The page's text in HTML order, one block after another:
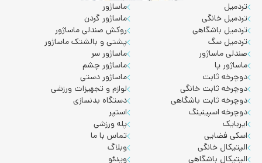
تردمیل
تردمیل خانگی
تردمیل باشگاهی
تردمیل سگ
صندلی ماساژور
ماساژور پا
دوچرخه ثابت
دوچرخه ثابت خانگی
دوچرخه ثابت باشگاهی
دوچرخه اسپینینگ
ایربایک
اسکی فضایی
الپتیکال خانگی
الپتیکال باشگاهی
ماساژور
ماساژور گردن
روکش صندلی ماساژور
پشتی و بالشتک ماساژور
ماساژور سر
ماساژور چشم
ماساژور دستی
لوازم و تجهیزات ورزشی
دستگاه بدنسازی
استپر
پله ورزشی
تماس با ما
وبلاگ
ویدئو